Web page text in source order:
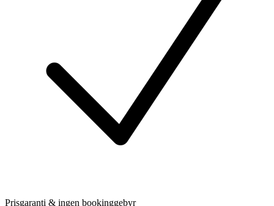
Prisgaranti & ingen bookinggebyr